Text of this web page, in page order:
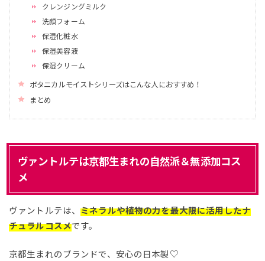
クレンジングミルク
洗顔フォーム
保湿化粧水
保湿美容液
保湿クリーム
ボタニカルモイストシリーズはこんな人におすすめ！
まとめ
ヴァントルテは京都生まれの自然派＆無添加コス
メ
ヴァントルテは、ミネラルや植物の力を最大限に活用したナ
チュラルコスメです。
京都生まれのブランドで、安心の日本製♡